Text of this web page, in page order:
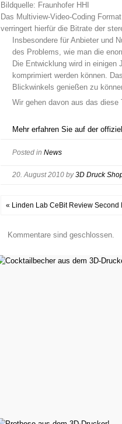
Bildquelle: Fraunhofer HHI
Das Multiview-Video-Coding
verringert hierfür die Bitrate der
Insbesondere für Anbieter und
des Problems, wie man die
Die Entwicklung wird in einigen
komprimiert werden können.
Blickwinkels genießen zu
Wir gehen davon aus das
Mehr erfahren Sie auf der
Posted in News
20. August 2010 by3D Druck
« Linden Lab CeBit Review Second
Kommentare sind geschlossen.